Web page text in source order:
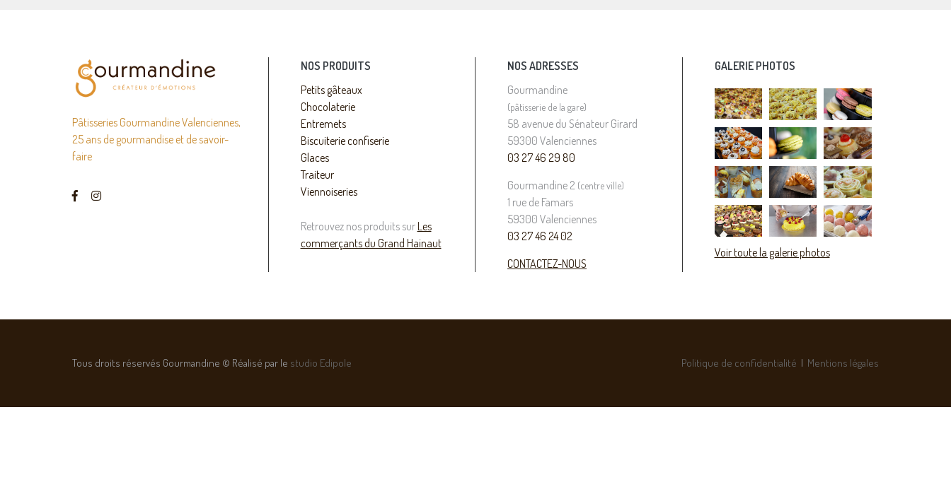
Pâtisseries Gourmandine Valenciennes,
25 ans de gourmandise et de savoir-
faire
NOS PRODUITS
Petits gâteaux
Chocolaterie
Entremets
Biscuiterie confiserie
Glaces
Traiteur
Viennoiseries
Retrouvez nos produits surLes
commerçants du Grand Hainaut
NOS ADRESSES
Gourmandine
(pâtisserie de la gare)
58 avenue du Sénateur Girard
59300 Valenciennes
03 27 46 29 80
Gourmandine 2 (centre ville)
1 rue de Famars
59300 Valenciennes
03 27 46 24 02
CONTACTEZ-NOUS
GALERIE PHOTOS
Voir toute la galerie photos
Tous droits réservés Gourmandine © Réalisé par le studio Edipole Politique de confidentialité | Mentions légales